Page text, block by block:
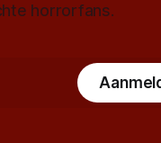
horrorfans.